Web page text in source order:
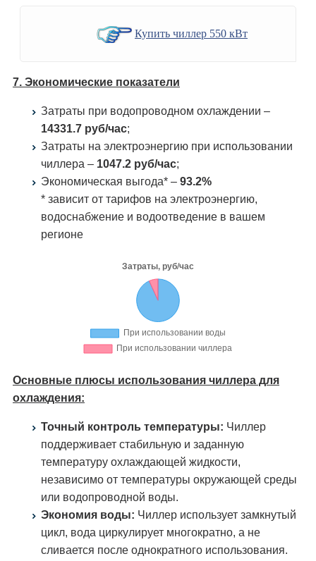
Купить чиллер 550 кВт
7. Экономические показатели
Затраты при водопроводном охлаждении –
14331.7 руб/час;
Затраты на электроэнергию при использовании
чиллера – 1047.2 руб/час;
Экономическая выгода* – 93.2%
* зависит от тарифов на электроэнергию,
водоснабжение и водоотведение в вашем
регионе
Основные плюсы использования чиллера для
охлаждения:
Точный контроль температуры: Чиллер
поддерживает стабильную и заданную
температуру охлаждающей жидкости,
независимо от температуры окружающей среды
или водопроводной воды.
Экономия воды: Чиллер использует замкнутый
цикл, вода циркулирует многократно, а не
сливается после однократного использования.